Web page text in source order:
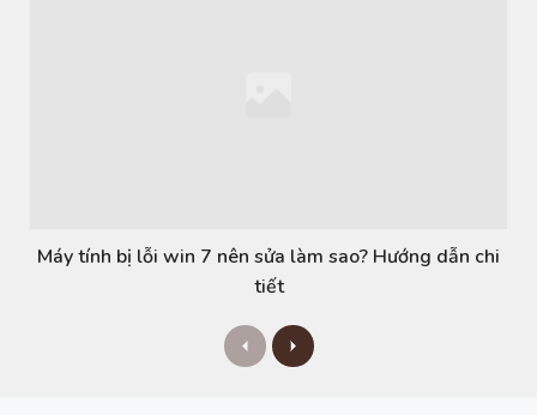
Máy tính bị lỗi win 7 nên sửa làm sao? Hướng dẫn chi
tiết
P
r
N
e